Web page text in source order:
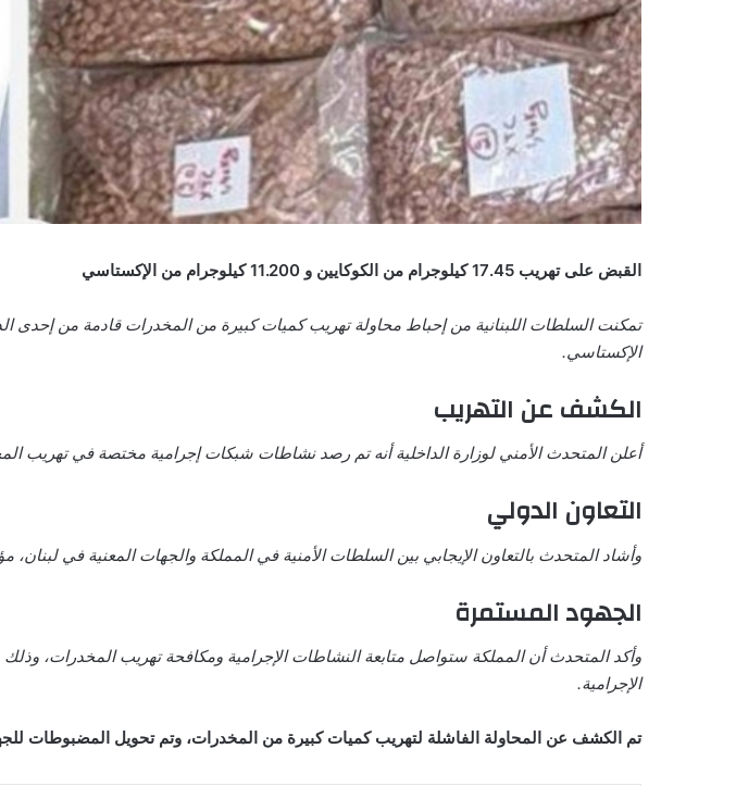
القبض على تهريب 17.45 كيلوجرام من الكوكايين و 11.200 كيلوجرام من الإكستاسي
الإكستاسي.
الكشف عن التهريب
أعلن المتحدث الأمني لوزارة الداخلية أنه تم رصد نشاطات شبكات إجرامية مختصة في تهريب
التعاون الدولي
وأشاد المتحدث بالتعاون الإيجابي بين السلطات الأمنية في المملكة والجهات المعنية في
الجهود المستمرة
وأكد المتحدث أن المملكة ستواصل متابعة النشاطات الإجرامية ومكافحة تهريب المخدرات،
الإجرامية.
تم الكشف عن المحاولة الفاشلة لتهريب كميات كبيرة من المخدرات، وتم تحويل المضبوطات